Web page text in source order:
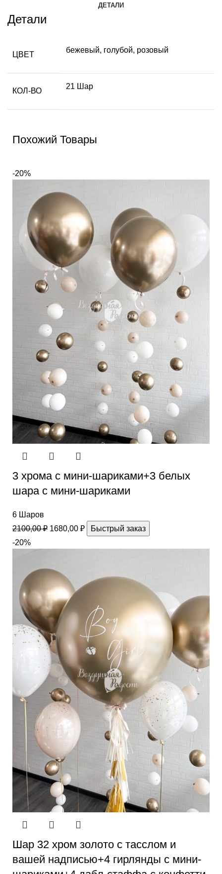
ДЕТАЛИ
Детали
ЦВЕТ
бежевый, голубой, розовый
КОЛ-ВО
21 Шар
Похожий Товары
-20%
3 хрома с мини-шариками+3 белых
шара с мини-шариками
6 Шаров
2100,00₽ 1680,00 ₽
Быстрый заказ
-20%
Шар 32 хром золото с тасслом и
вашей надписью+4 гирлянды с мини-